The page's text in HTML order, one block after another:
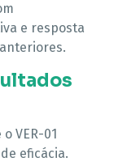
e resposta
VER-01
eficácia.